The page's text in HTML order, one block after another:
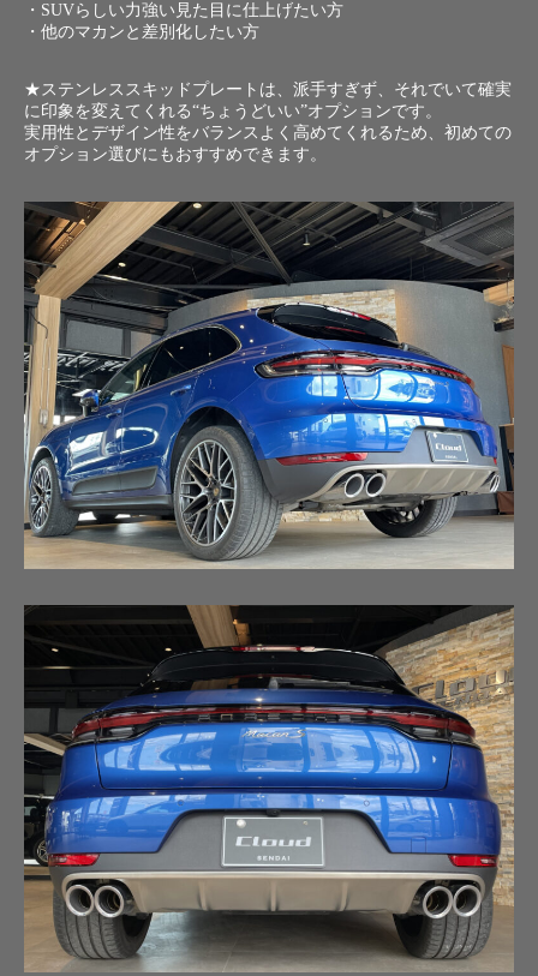
・SUVらしい力強い見た目に仕上げたい方
・他のマカンと差別化したい方
★ステンレススキッドプレートは、派手すぎず、それでいて確実
に印象を変えてくれる“ちょうどいい”オプションです。
実用性とデザイン性をバランスよく高めてくれるため、初めての
オプション選びにもおすすめできます。